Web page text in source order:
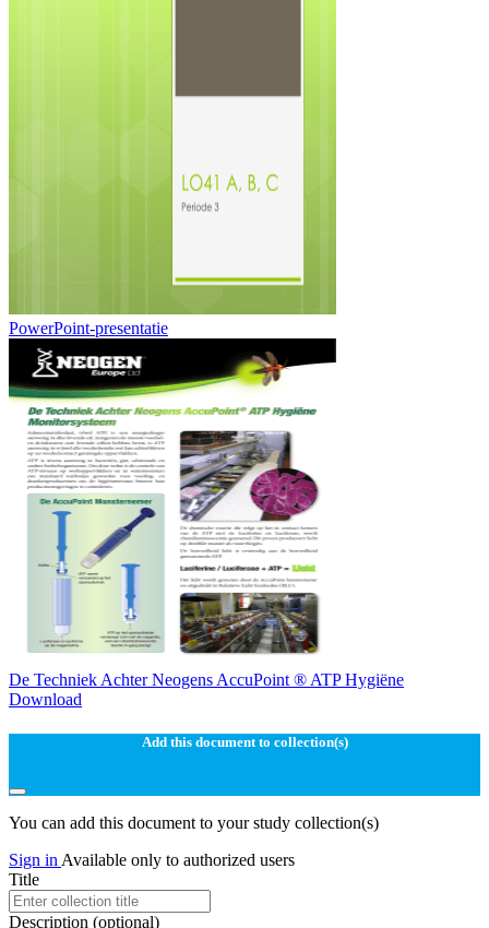
PowerPoint-presentatie
De Techniek Achter Neogens AccuPoint ® ATP Hygiëne
Download
Add this document to collection(s)
You can add this document to your study collection(s)
Sign in Available only to authorized users
Title
Description (optional)